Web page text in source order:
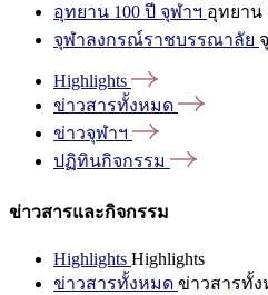
อุทยาน 100 ปี จุฬาฯ อุทยาน
จุฬาลงกรณ์ราชบรรณาลัย
Highlights
ข่าวสารทั้งหมด
ข่าวจุฬาฯ
ปฏิทินกิจกรรม
ข่าวสารและกิจกรรม
Highlights Highlights
ข่าวสารทั้งหมด ข่าวสารทั้